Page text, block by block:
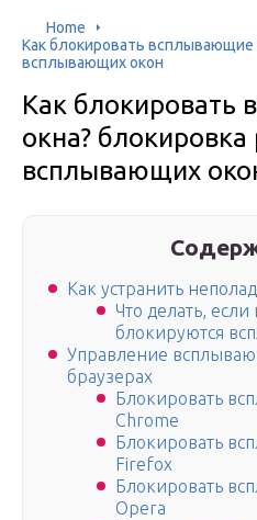
Home
Как блокировать всплывающие
всплывающих окон
Как блокировать
окна?
всплывающих
Как устранить
Что делать,
блокируются
Управление
браузерах
Блокировать
Chrome
Блокировать
Firefox
Блокировать
Opera